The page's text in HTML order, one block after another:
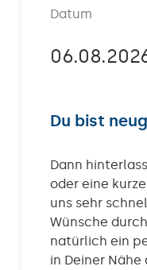
Datum
Du bist
Dann
oder eine
uns sehr
Wünsche
natürlich ein
in Deiner Nähe